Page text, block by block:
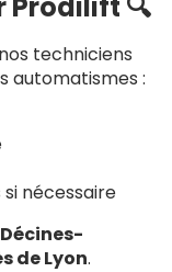
techniciens
automatismes :
nécessaire
Décines-
de Lyon.